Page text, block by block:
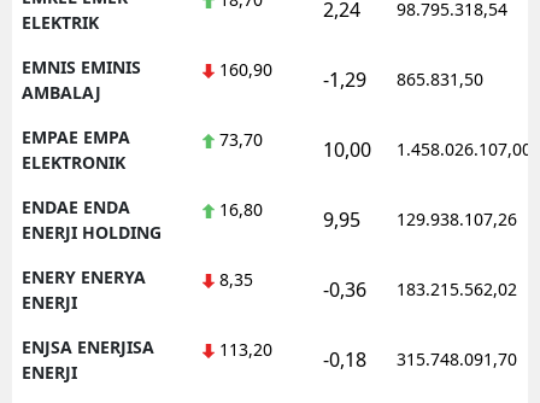
ELEKTRIK
2,24 98.795.318,54
EMNIS EMINIS
AMBALAJ
160,90 -1,29 865.831,50
EMPAE EMPA
ELEKTRONIK
73,70 10,00 1.458.026.107,00
ENDAE ENDA
ENERJI HOLDING
16,80 9,95 129.938.107,26
ENERY ENERYA
ENERJI
8,35 -0,36 183.215.562,02
ENJSA ENERJISA
ENERJI
113,20 -0,18 315.748.091,70